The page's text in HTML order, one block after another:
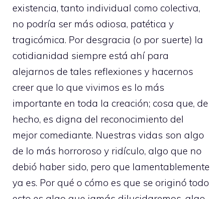
existencia, tanto individual como colectiva,
no podría ser más odiosa, patética y
tragicómica. Por desgracia (o por suerte) la
cotidianidad siempre está ahí para
alejarnos de tales reflexiones y hacernos
creer que lo que vivimos es lo más
importante en toda la creación; cosa que, de
hecho, es digna del reconocimiento del
mejor comediante. Nuestras vidas son algo
de lo más horroroso y ridículo, algo que no
debió haber sido, pero que lamentablemente
ya es. Por qué o cómo es que se originó todo